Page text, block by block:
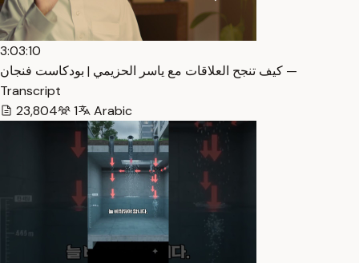
3:03:10
كيف تنجح العلاقات مع ياسر الحزيمي | بودكاست فنجان —
Transcript
23,804
1 Arabic